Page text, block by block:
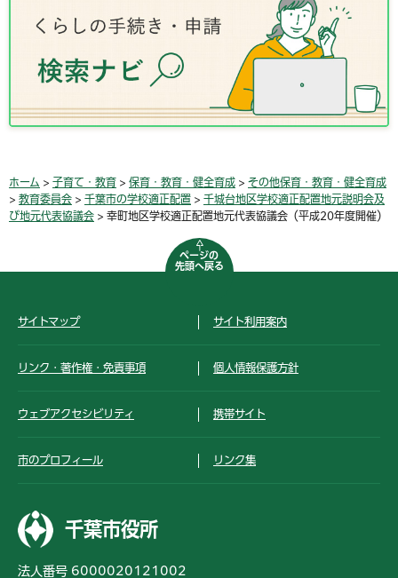
ホーム > 子育て・教育 > 保育・教育・健全育成 > その他保育・教育・健全育成
> 教育委員会 > 千葉市の学校適正配置 > 千城台地区学校適正配置地元説明会及
び地元代表協議会 > 幸町地区学校適正配置地元代表協議会（平成20年度開催）
ページの
先頭へ戻る
サイトマップ サイト利用案内
リンク・著作権・免責事項 個人情報保護方針
ウェブアクセシビリティ 携帯サイト
市のプロフィール リンク集
千葉市役所
法人番号 6000020121002